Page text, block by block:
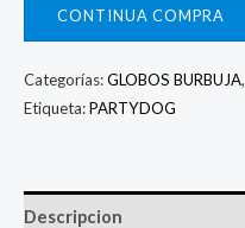
CONTINUA COMPRA
Categorías:GLOBOS BURBUJA,
Etiqueta:PARTYDOG
Descripcion